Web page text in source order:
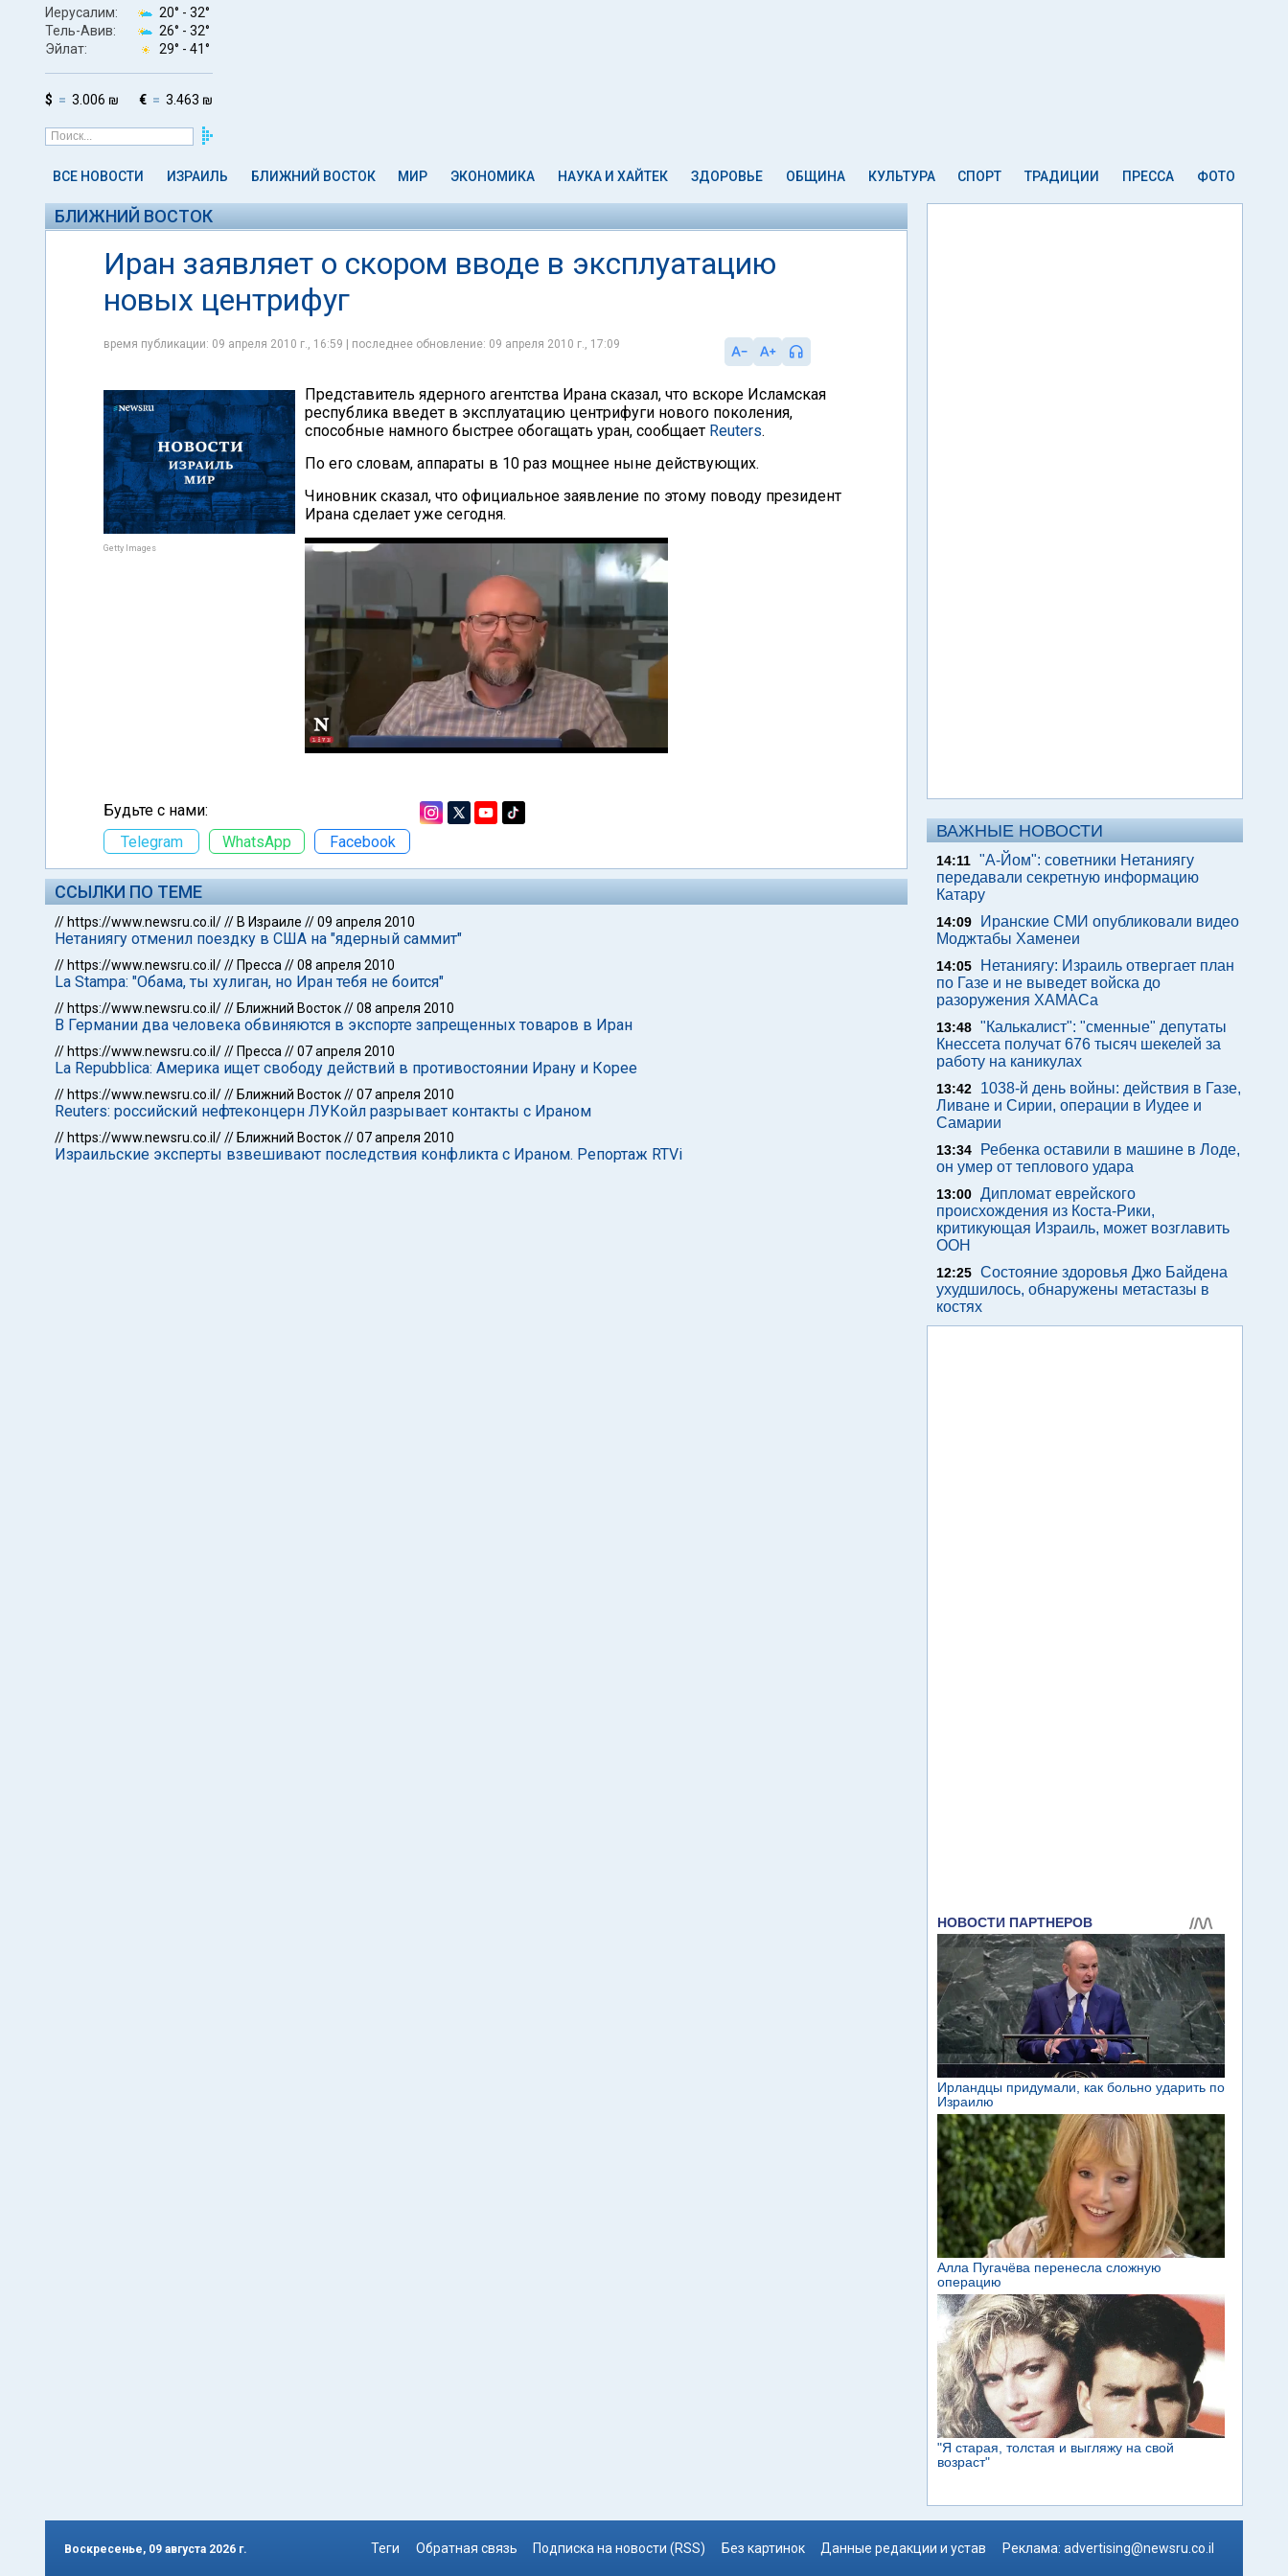
Иерусалим: 20° - 32°
Тель-Авив:
26° - 32°
Эйлат:
29° - 41°
$ 3.006 ₪ € 3.463 ₪
ВСЕ НОВОСТИ ИЗРАИЛЬ БЛИЖНИЙ ВОСТОК МИР ЭКОНОМИКА НАУКА И ХАЙТЕК ЗДОРОВЬЕ ОБЩИНА КУЛЬТУРА СПОРТ ТРАДИЦИИ ПРЕССА ФОТО
БЛИЖНИЙ ВОСТОК
Иран заявляет о скором вводе в эксплуатацию
новых центрифуг
время публикации: 09 апреля 2010 г., 16:59 | последнее обновление: 09 апреля 2010 г., 17:09
Getty Images
Представитель ядерного агентства Ирана сказал, что вскоре Исламская
республика введет в эксплуатацию центрифуги нового поколения,
способные намного быстрее обогащать уран, сообщает Reuters.
По его словам, аппараты в 10 раз мощнее ныне действующих.
Чиновник сказал, что официальное заявление по этому поводу президент
Ирана сделает уже сегодня.
Будьте с нами:
Telegram
WhatsApp Facebook
ССЫЛКИ ПО ТЕМЕ
// https://www.newsru.co.il/// В Израиле //09 апреля 2010
Нетаниягу отменил поездку в США на "ядерный саммит"
// https://www.newsru.co.il/// Пресса //08 апреля 2010
La Stampa: "Обама, ты хулиган, но Иран тебя не боится"
// https://www.newsru.co.il/// Ближний Восток//08 апреля 2010
В Германии два человека обвиняются в экспорте запрещенных товаров в Иран
// https://www.newsru.co.il/// Пресса //07 апреля 2010
La Repubblica: Америка ищет свободу действий в противостоянии Ирану и Корее
// https://www.newsru.co.il/// Ближний Восток//07 апреля 2010
Reuters: российский нефтеконцерн ЛУКойл разрывает контакты с Ираном
// https://www.newsru.co.il/// Ближний Восток//07 апреля 2010
Израильские эксперты взвешивают последствия конфликта с Ираном. Репортаж RTVi
ВАЖНЫЕ НОВОСТИ
14:11 "А-Йом": советники Нетаниягу
передавали секретную информацию
Катару
14:09
Иранские СМИ опубликовали видео
Моджтабы Хаменеи
14:05
Нетаниягу: Израиль отвергает план
по Газе и не выведет войска до
разоружения ХАМАСа
13:48 "Калькалист": "сменные" депутаты
Кнессета получат 676 тысяч шекелей за
работу на каникулах
13:42
1038-й день войны: действия в Газе,
Ливане и Сирии, операции в Иудее и
Самарии
13:34
Ребенка оставили в машине в Лоде,
он умер от теплового удара
13:00 Дипломат еврейского
происхождения из Коста-Рики,
критикующая Израиль, может возглавить
ООН
12:25 Состояние здоровья Джо Байдена
ухудшилось, обнаружены метастазы в
костях
Воскресенье, 09 августа 2026 г. Теги Обратная связь Подписка на новости (RSS) Без картинок Данные редакции и устав Реклама: advertising@newsru.co.il